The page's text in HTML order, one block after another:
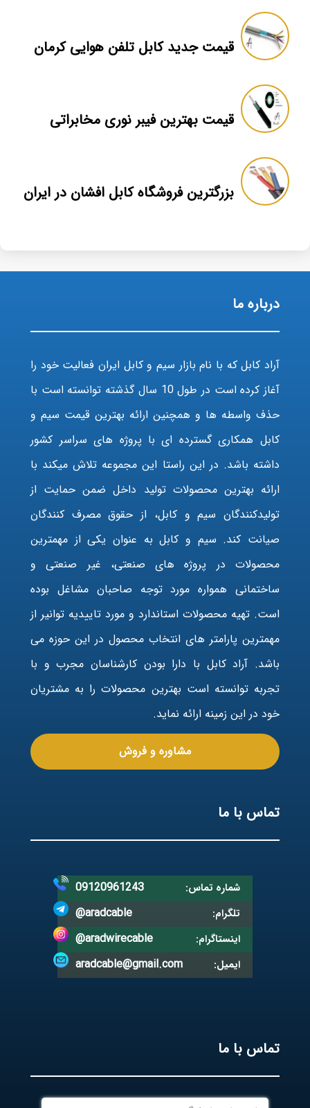
قیمت جدید کابل تلفن هوایی کرمان
قیمت بهترین فیبر نوری مخابراتی
بزرگترین فروشگاه کابل افشان در ایران
درباره ما
آراد کابل که با نام بازار سیم و کابل ایران فعالیت خود را
آغاز کرده است در طول 10 سال گذشته توانسته است با
حذف واسطه ها و همچنین ارائه بهترین قیمت سیم و
کابل همکاری گسترده ای با پروژه های سراسر کشور
داشته باشد. در این راستا این مجموعه تلاش میکند با
ارائه بهترین محصولات تولید داخل ضمن حمایت از
تولیدکنندگان سیم و کابل، از حقوق مصرف کنندگان
صیانت کند. سیم و کابل به عنوان یکی از مهمترین
محصولات در پروژه های صنعتی، غیر صنعتی و
ساختمانی همواره مورد توجه صاحبان مشاغل بوده
است. تهیه محصولات استاندارد و مورد تاییدیه توانیر از
مهمترین پارامتر های انتخاب محصول در این حوزه می
باشد. آراد کابل با دارا بودن کارشناسان مجرب و با
تجربه توانسته است بهترین محصولات را به مشتریان
خود در این زمینه ارائه نماید.
مشاوره و فروش
تماس با ما
شماره تماس: 09120961243
تلگرام: @aradcable
اینستاگرام: @aradwirecable
ایمیل: aradcable@gmail.com
تماس با ما